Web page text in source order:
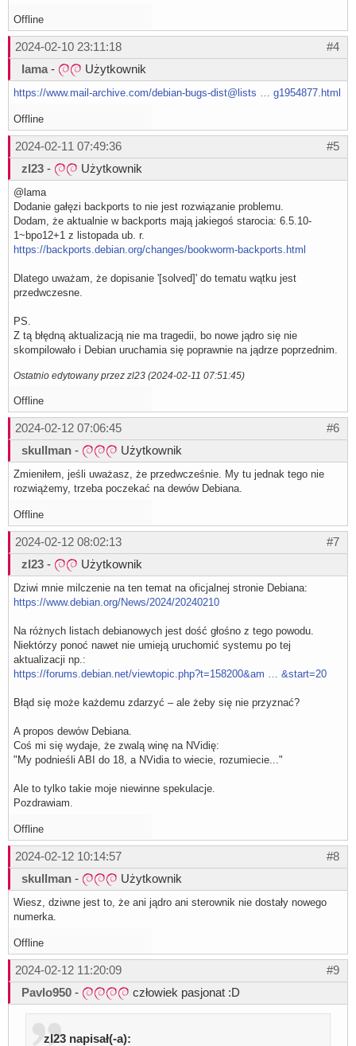
Offline
#4
2024-02-10 23:11:18
lama - Użytkownik
https://www.mail-archive.com/debian-bugs-dist@lists … g1954877.html
Offline
#5
2024-02-11 07:49:36
zl23 - Użytkownik
@lama
Dodanie gałęzi backports to nie jest rozwiązanie problemu.
Dodam, że aktualnie w backports mają jakiegoś starocia: 6.5.10-
1~bpo12+1 z listopada ub. r.
https://backports.debian.org/changes/bookworm-backports.html
Dlatego uważam, że dopisanie '[solved]' do tematu wątku jest
przedwczesne.
PS.
Z tą błędną aktualizacją nie ma tragedii, bo nowe jądro się nie
skompilowało i Debian uruchamia się poprawnie na jądrze poprzednim.
Ostatnio edytowany przez zl23 (2024-02-11 07:51:45)
Offline
#6
2024-02-12 07:06:45
skullman - Użytkownik
Zmieniłem, jeśli uważasz, że przedwcześnie. My tu jednak tego nie
rozwiążemy, trzeba poczekać na dewów Debiana.
Offline
#7
2024-02-12 08:02:13
zl23 - Użytkownik
Dziwi mnie milczenie na ten temat na oficjalnej stronie Debiana:
https://www.debian.org/News/2024/20240210
Na różnych listach debianowych jest dość głośno z tego powodu.
Niektórzy ponoć nawet nie umieją uruchomić systemu po tej
aktualizacji np.:
https://forums.debian.net/viewtopic.php?t=158200&am … &start=20
Błąd się może każdemu zdarzyć – ale żeby się nie przyznać?
A propos dewów Debiana.
Coś mi się wydaje, że zwalą winę na NVidię:
"My podnieśli ABI do 18, a NVidia to wiecie, rozumiecie..."
Ale to tylko takie moje niewinne spekulacje.
Pozdrawiam.
Offline
#8
2024-02-12 10:14:57
skullman - Użytkownik
Wiesz, dziwne jest to, że ani jądro ani sterownik nie dostały nowego
numerka.
Offline
#9
2024-02-12 11:20:09
Pavlo950 - człowiek pasjonat :D
zl23 napisał(-a):